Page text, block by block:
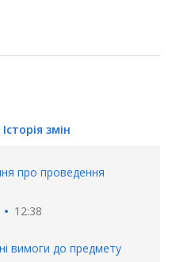
Історія змін
про проведення
12:38
вимоги до предмету